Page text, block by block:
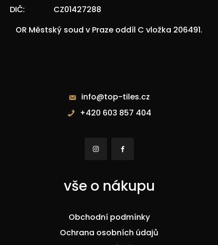
DIČ:
CZ01427288
OR Městský soud v Praze oddíl C vložka 206491.
info@top-tiles.cz
+420 603 857 404
 
vše o nákupu
Obchodní podmínky
Ochrana osobních údajů